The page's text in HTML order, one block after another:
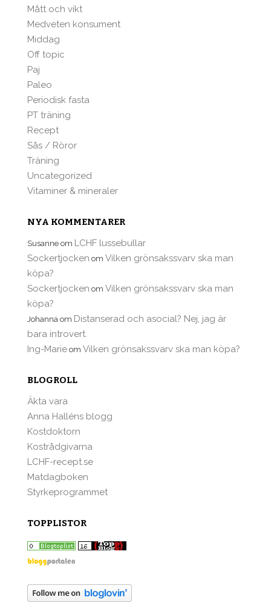
Mått och vikt
Medveten konsument
Middag
Off topic
Paj
Paleo
Periodisk fasta
PT träning
Recept
Sås / Röror
Träning
Uncategorized
Vitaminer & mineraler
NYA KOMMENTARER
Susanne om LCHF lussebullar
Sockertjocken om Vilken grönsakssvarv ska man
köpa?
Sockertjocken om Vilken grönsakssvarv ska man
köpa?
Johanna om Distanserad och asocial? Nej, jag är
bara introvert.
Ing-Marie om Vilken grönsakssvarv ska man köpa?
BLOGROLL
Äkta vara
Anna Halléns blogg
Kostdoktorn
Kostrådgivarna
LCHF-recept.se
Matdagboken
Styrkeprogrammet
TOPPLISTOR